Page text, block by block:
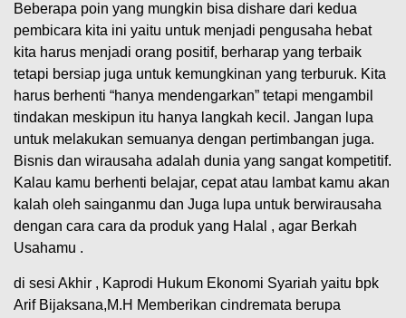
Beberapa poin yang mungkin bisa dishare dari kedua
pembicara kita ini yaitu untuk menjadi pengusaha hebat
kita harus menjadi orang positif, berharap yang terbaik
tetapi bersiap juga untuk kemungkinan yang terburuk. Kita
harus berhenti “hanya mendengarkan” tetapi mengambil
tindakan meskipun itu hanya langkah kecil. Jangan lupa
untuk melakukan semuanya dengan pertimbangan juga.
Bisnis dan wirausaha adalah dunia yang sangat kompetitif.
Kalau kamu berhenti belajar, cepat atau lambat kamu akan
kalah oleh sainganmu dan Juga lupa untuk berwirausaha
dengan cara cara da produk yang Halal , agar Berkah
Usahamu .
di sesi Akhir , Kaprodi Hukum Ekonomi Syariah yaitu bpk
Arif Bijaksana,M.H Memberikan cindremata berupa